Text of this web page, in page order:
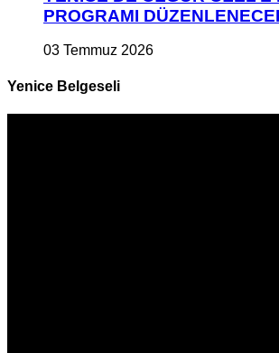
PROGRAMI
03 Temmuz 2026
Yenice Belgeseli